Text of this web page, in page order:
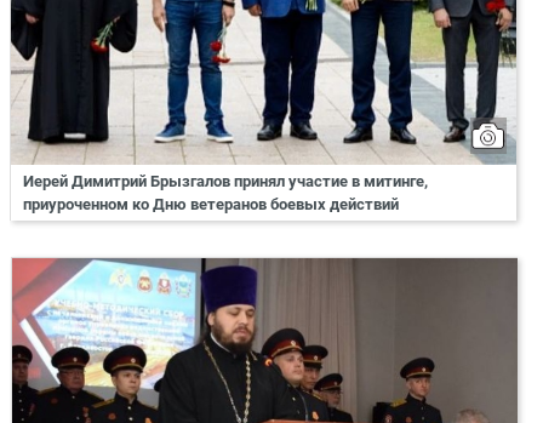
Иерей Димитрий Брызгалов принял участие в митинге,
приуроченном ко Дню ветеранов боевых действий